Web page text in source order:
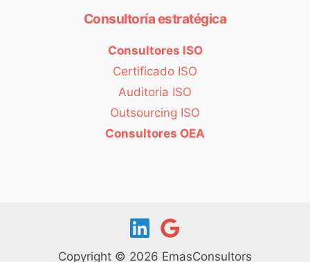
Consultoría estratégica
Consultores ISO
Certificado ISO
Auditoria ISO
Outsourcing ISO
Consultores OEA
Copyright © 2026 EmasConsultors